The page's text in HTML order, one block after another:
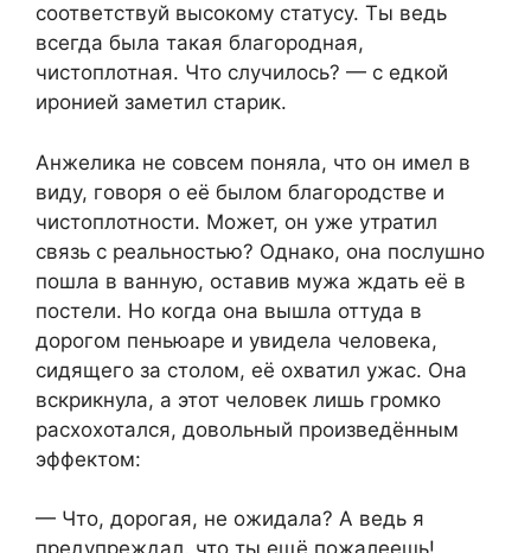
соответствуй высокому статусу. Ты ведь
всегда была такая благородная,
чистоплотная. Что случилось? — с едкой
иронией заметил старик.
Анжелика не совсем поняла, что он имел в
виду, говоря о её былом благородстве и
чистоплотности. Может, он уже утратил
связь с реальностью? Однако, она послушно
пошла в ванную, оставив мужа ждать её в
постели. Но когда она вышла оттуда в
дорогом пеньюаре и увидела человека,
сидящего за столом, её охватил ужас. Она
вскрикнула, а этот человек лишь громко
расхохотался, довольный произведённым
эффектом:
— Что, дорогая, не ожидала? А ведь я